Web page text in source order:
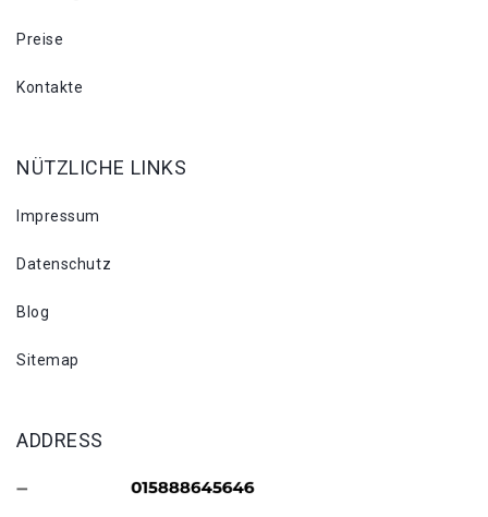
Preise
Kontakte
NÜTZLICHE LINKS
Impressum
Datenschutz
Blog
Sitemap
ADDRESS